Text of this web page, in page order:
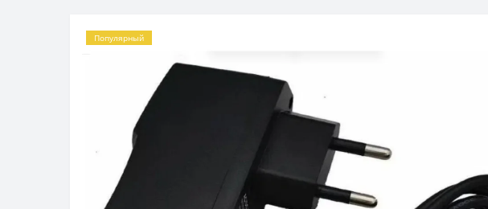
Популярный